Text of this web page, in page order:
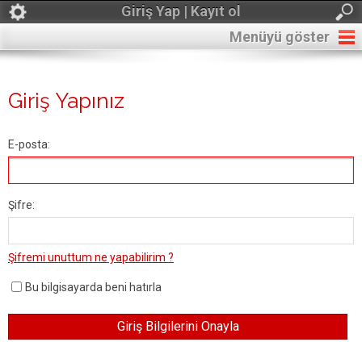
Giriş Yap | Kayıt ol
Menüyü göster
Giriş Yapınız
E-posta:
Şifre:
Şifremi unuttum ne yapabilirim ?
Bu bilgisayarda beni hatırla